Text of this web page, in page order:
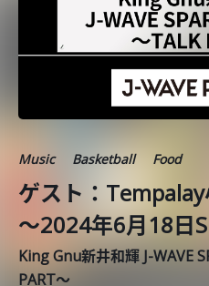
Music Basketball Food
ゲスト：
～2024年6月18日
King Gnu新井和輝 J-WAVE
PART～